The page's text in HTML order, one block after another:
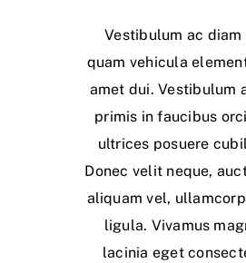
Vestibulum ac diam
quam vehicula
amet dui. Vestibulum
primis in faucibus
ultrices posuere
Donec velit neque,
aliquam vel,
ligula. Vivamus
lacinia eget